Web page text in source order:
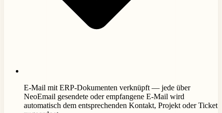
E-Mail mit ERP-Dokumenten verknüpft — jede über
NeoEmail gesendete oder empfangene E-Mail wird
automatisch dem entsprechenden Kontakt, Projekt oder Ticket